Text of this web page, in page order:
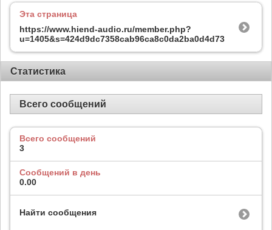
Эта страница
https://www.hiend-audio.ru/member.php?
u=1405&s=424d9dc7358cab96ca8c0da2ba0d4d73
Статистика
Всего сообщений
Всего сообщений
3
Сообщений в день
0.00
Найти сообщения